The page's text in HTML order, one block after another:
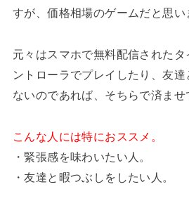
すが、価格相場のゲームだと思い
元々はスマホで無料配信された
ントローラでプレイしたり、友
ないのであれば、そちらで済ませ
こんな人には特におススメ。
・緊張感を味わいたい人。
・友達と暇つぶしをしたい人。